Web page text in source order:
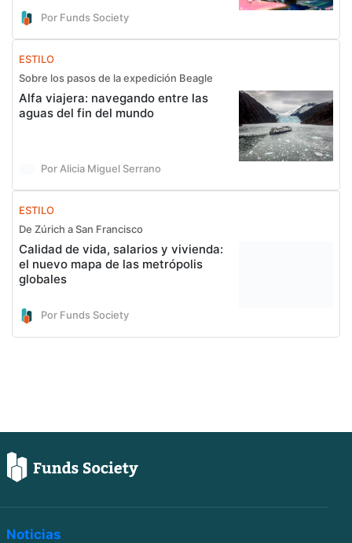
Por Funds Society
ESTILO
Sobre los pasos de la expedición Beagle
Alfa viajera: navegando entre las
aguas del fin del mundo
Por Alicia Miguel Serrano
ESTILO
De Zúrich a San Francisco
Calidad de vida, salarios y vivienda:
el nuevo mapa de las metrópolis
globales
Por Funds Society
Noticias